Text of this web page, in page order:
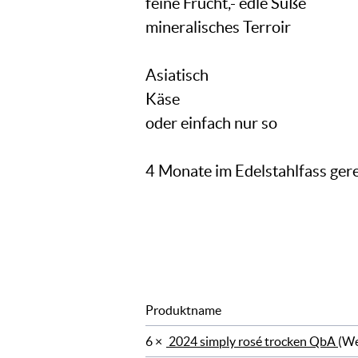
mineralisches Terroir
Asiatisch
Käse
oder einfach nur so
4 Monate im Edelstahlfass
Produktname
6 × 2024 simply rosé trocken QbA